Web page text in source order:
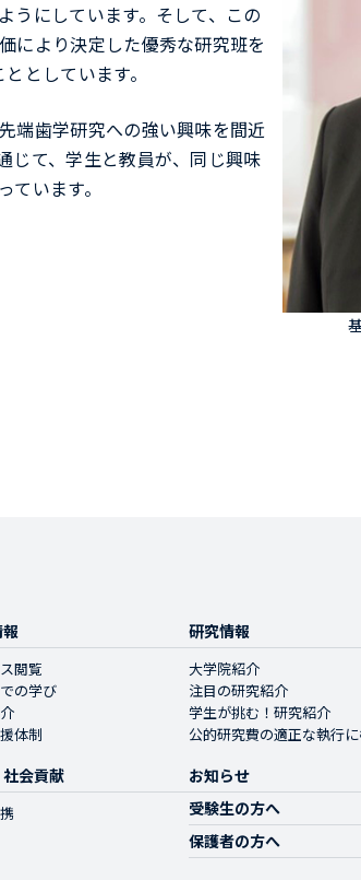
うにしています。そして、この
により決定した優秀な研究班を
としています。
端歯学研究への強い興味を間近
じて、学生と教員が、同じ興味
います。
閲覧
の学び
体制
研究情報
大学院紹介
注目の研究紹介
学生が挑む！研究紹介
公的研究費の適正な執行
会貢献
お知らせ
受験生の方へ
保護者の方へ